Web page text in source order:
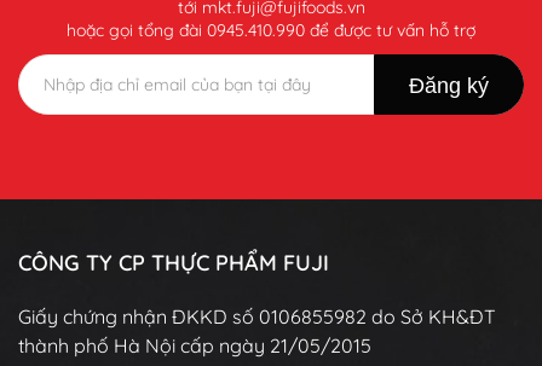
tới mkt.fuji@fujifoods.vn
hoặc gọi tổng đài 0945.410.990 để được tư vấn hỗ trợ
CÔNG TY CP THỰC PHẨM FUJI
Giấy chứng nhận ĐKKD số 0106855982 do Sở KH&ĐT
thành phố Hà Nội cấp ngày 21/05/2015